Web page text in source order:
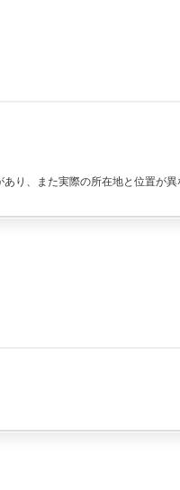
り、また実際の所在地と位置が